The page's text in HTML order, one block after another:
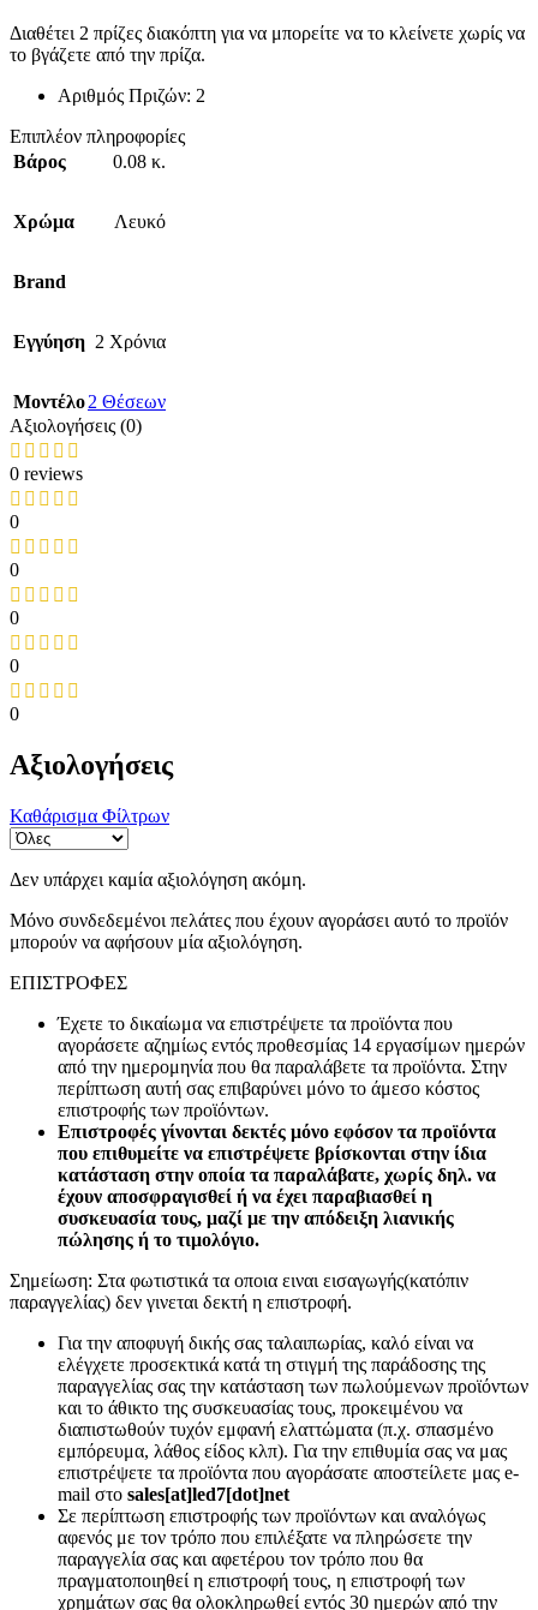
Διαθέτει 2 πρίζες διακόπτη για να μπορείτε να το κλείνετε χωρίς να
το βγάζετε από την πρίζα.
Αριθμός Πριζών: 2
Επιπλέον πληροφορίες
Βάρος
0.08 κ.
Χρώμα Λευκό
Brand
Εγγύηση 2 Χρόνια
Mοντέλο2 Θέσεων
Αξιολογήσεις (0)
0 reviews
0
0
0
0
0
Αξιολογήσεις
Καθάρισμα Φίλτρων
Δεν υπάρχει καμία αξιολόγηση ακόμη.
Μόνο συνδεδεμένοι πελάτες που έχουν αγοράσει αυτό το προϊόν
μπορούν να αφήσουν μία αξιολόγηση.
ΕΠΙΣΤΡΟΦΕΣ
Έχετε το δικαίωμα να επιστρέψετε τα προϊόντα που
αγοράσετε αζημίως εντός προθεσμίας 14 εργασίμων ημερών
από την ημερομηνία που θα παραλάβετε τα προϊόντα. Στην
περίπτωση αυτή σας επιβαρύνει μόνο το άμεσο κόστος
επιστροφής των προϊόντων.
Επιστροφές γίνονται δεκτές μόνο εφόσον τα προϊόντα
που επιθυμείτε να επιστρέψετε βρίσκονται στην ίδια
κατάσταση στην οποία τα παραλάβατε, χωρίς δηλ. να
έχουν αποσφραγισθεί ή να έχει παραβιασθεί η
συσκευασία τους, μαζί με την απόδειξη λιανικής
πώλησης ή το τιμολόγιο.
Σημείωση: Στα φωτιστικά τα οποια ειναι εισαγωγής(κατόπιν
παραγγελίας) δεν γινεται δεκτή η επιστροφή.
Για την αποφυγή δικής σας ταλαιπωρίας, καλό είναι να
ελέγχετε προσεκτικά κατά τη στιγμή της παράδοσης της
παραγγελίας σας την κατάσταση των πωλούμενων προϊόντων
και το άθικτο της συσκευασίας τους, προκειμένου να
διαπιστωθούν τυχόν εμφανή ελαττώματα (π.χ. σπασμένο
εμπόρευμα, λάθος είδος κλπ). Για την επιθυμία σας να μας
επιστρέψετε τα προϊόντα που αγοράσατε αποστείλετε μας e-
mail στο sales[at]led7[dot]net
Σε περίπτωση επιστροφής των προϊόντων και αναλόγως
αφενός με τον τρόπο που επιλέξατε να πληρώσετε την
παραγγελία σας και αφετέρου τον τρόπο που θα
πραγματοποιηθεί η επιστροφή τους, η επιστροφή των
χρημάτων σας θα ολοκληρωθεί εντός 30 ημερών από την